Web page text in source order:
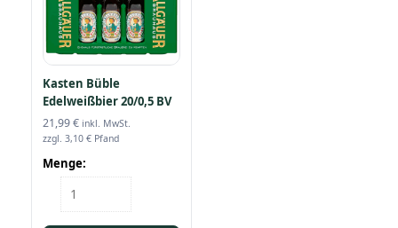
Kasten Büble
Edelweißbier 20/0,5 BV
21,99€ inkl. MwSt.
zzgl. 3,10 € Pfand
Menge:
Kasten
Büble